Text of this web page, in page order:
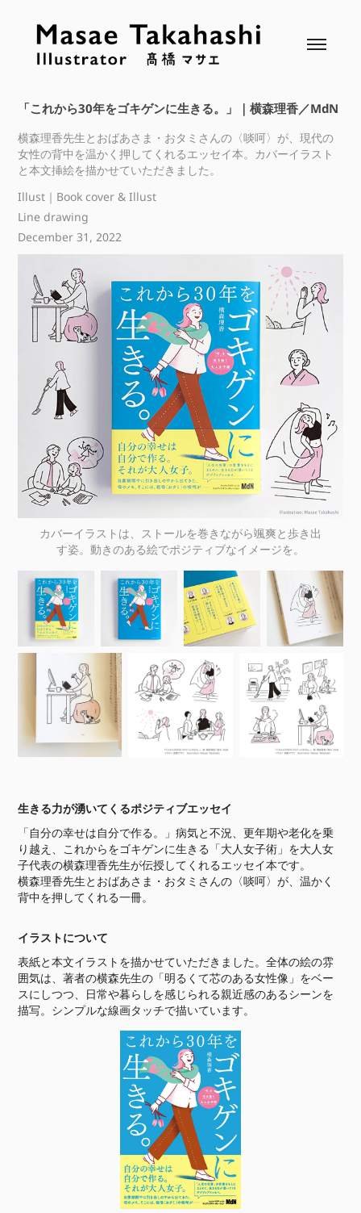
「これから30年をゴキゲンに生きる。」｜横森理香／MdN
横森理香先生とおばあさま・おタミさんの〈啖呵〉が、現代の
女性の背中を温かく押してくれるエッセイ本。カバーイラスト
と本文挿絵を描かせていただきました。
Illust｜Book cover & Illust
Line drawing
December 31, 2022
カバーイラストは、ストールを巻きながら颯爽と歩き出
す姿。動きのある絵でポジティブなイメージを。
生きる力が湧いてくるポジティブエッセイ
「自分の幸せは自分で作る。」病気と不況、更年期や老化を乗
り越え、これからをゴキゲンに生きる「大人女子術」を大人女
子代表の横森理香先生が伝授してくれるエッセイ本です。
横森理香先生とおばあさま・おタミさんの〈啖呵〉が、温かく
背中を押してくれる一冊。
イラストについて
表紙と本文イラストを描かせていただきました。全体の絵の雰
囲気は、著者の横森先生の「明るくて芯のある女性像」をベー
スにしつつ、日常や暮らしを感じられる親近感のあるシーンを
描写。シンプルな線画タッチで描いています。